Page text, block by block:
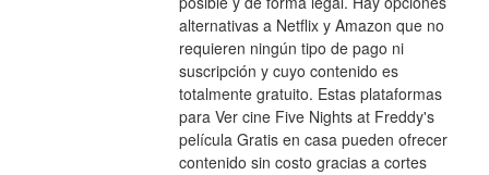
alternativas a Netflix y Amazon que no
requieren ningún tipo de pago ni
suscripción y cuyo contenido es
totalmente gratuito. Estas plataformas
para Ver cine Five Nights at Freddy's
película Gratis en casa pueden ofrecer
contenido sin costo gracias a cortes